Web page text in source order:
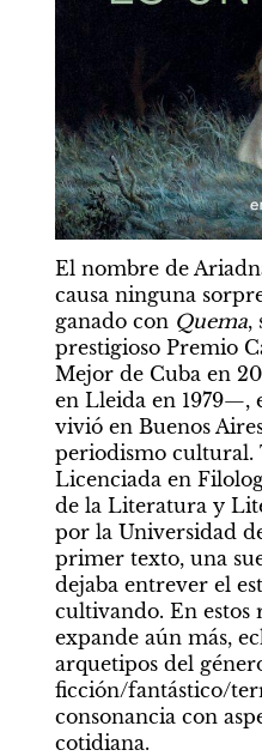
El nombre de
causa ninguna
ganado con Quema,
prestigioso Premio
Mejor de Cuba en
en Lleida en 1979—,
vivió en Buenos
periodismo cultural.
Licenciada en
de la Literatura y
por la Universidad
primer texto, una
dejaba entrever el
cultivando. En estos
expande aún más,
arquetipos del
ficción/fantástico/
consonancia con
cotidiana.